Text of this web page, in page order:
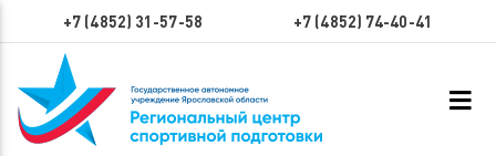
+7 (4852) 31-57-58 +7 (4852) 74-40-41